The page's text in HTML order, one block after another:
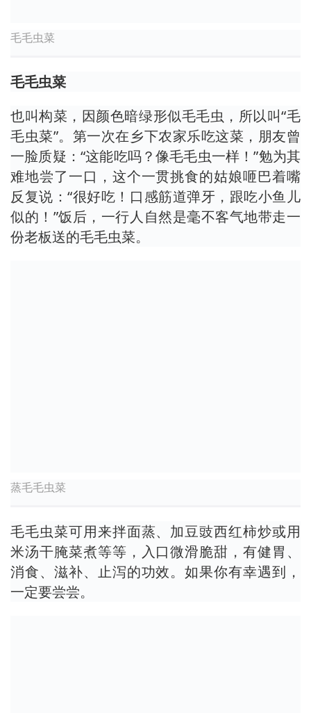
毛毛虫菜
毛毛虫菜
也叫构菜，因颜色暗绿形似毛毛虫，所以叫“毛
毛虫菜”。第一次在乡下农家乐吃这菜，朋友曾
一脸质疑：“这能吃吗？像毛毛虫一样！”勉为其
难地尝了一口，这个一贯挑食的姑娘咂巴着嘴
反复说：“很好吃！口感筋道弹牙，跟吃小鱼儿
似的！”饭后，一行人自然是毫不客气地带走一
份老板送的毛毛虫菜。
蒸毛毛虫菜
毛毛虫菜可用来拌面蒸、加豆豉西红柿炒或用
米汤干腌菜煮等等，入口微滑脆甜，有健胃、
消食、滋补、止泻的功效。如果你有幸遇到，
一定要尝尝。